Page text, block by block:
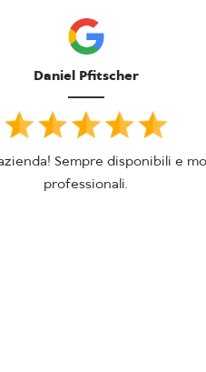
Daniel Pfitscher
Sempre disponibili e
professionali.